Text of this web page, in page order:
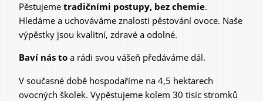
Pěstujeme tradičními postupy, bez chemie.
Hledáme a uchováváme znalosti pěstování ovoce. Naše
výpěstky jsou kvalitní, zdravé a odolné.
Baví nás to a rádi svou vášeň předáváme dál.
V současné době hospodaříme na 4,5 hektarech
ovocných školek. Vypěstujeme kolem 30 tisíc stromků